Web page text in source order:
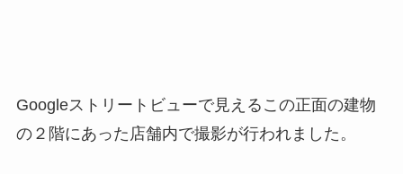
Googleストリートビューで見えるこの正面の建物
の２階にあった店舗内で撮影が行われました。